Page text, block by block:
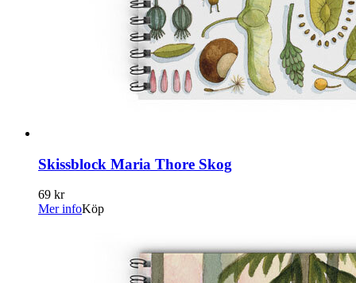
Skissblock Maria Thore Skog
69 kr
Mer infoKöp